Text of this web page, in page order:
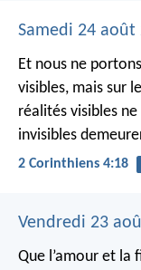
Samedi 24 août
Et nous ne
visibles, mais sur
réalités visibles
invisibles
2 Corinthiens 4:18
Vendredi 23
Que l’amour et la